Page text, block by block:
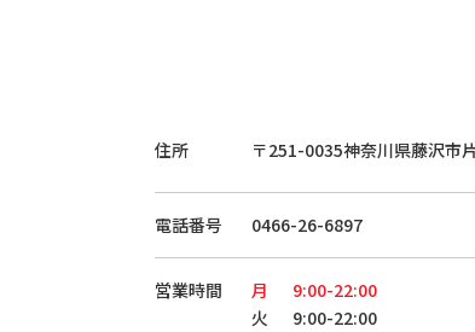
住所 〒251-0035神奈川県藤沢市
電話番号 0466-26-6897
営業時間 月
9:00-22:00
火
9:00-22:00